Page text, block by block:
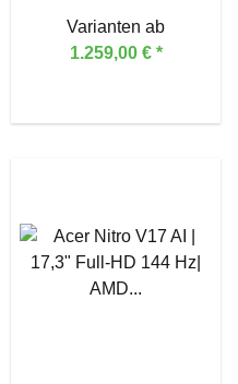
GeForce RTX™ 5070
Varianten ab
1.259,00 € *